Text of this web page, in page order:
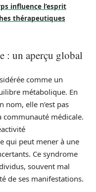
influence l’esprit
thérapeutiques
: un aperçu global
comme un
métabolique. En
nom, elle n’est pas
communauté médicale.
qui peut mener à une
Ce syndrome
souvent mal
de ses manifestations.